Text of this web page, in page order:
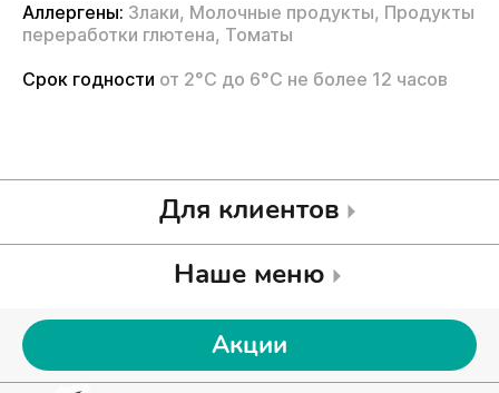
Аллергены: Злаки, Молочные продукты, Продукты
переработки глютена, Томаты
Срок годности от 2°С до 6°С не более 12 часов
Для клиентов
Наше меню
Акции